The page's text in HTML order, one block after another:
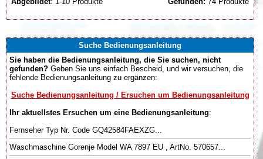
Suche Bedienungsanleitung
Sie haben die Bedienungsanleitung, die Sie suchen, nicht
gefunden? Geben Sie uns einfach Bescheid, und wir versuchen, die
fehlende Bedienungsanleitung zu ergänzen:
Suche Bedienungsanleitung / Ersuchen um Bedienungsanleitung
Ihr aktuellstes Ersuchen um eine Bedienungsanleitung:
Fernseher Typ Nr. Code GQ42584FAEXZG...
Waschmaschine Gorenje Model WA 7897 EU , ArtNo. 570657...